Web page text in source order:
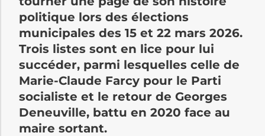
politique lors des élections
municipales des 15 et 22 mars 2026.
Trois listes sont en lice pour lui
succéder, parmi lesquelles celle de
Marie-Claude Farcy pour le Parti
socialiste et le retour de Georges
Deneuville, battu en 2020 face au
maire sortant.